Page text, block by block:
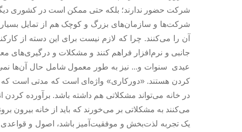
شرکت حضور ندارند؛ بلکه حتی ممکن است در کشوری
شرکت‌‌ها و سازمان‌های بزرگ و کوچک هم از تمایل بسیاری
آن را می‌کنند. چرا که لازم نیست برای این دسته از
جانبی و نرم‌افزار فراهم کنند و مشکلات و درگیری‌های
عیدی سنوات و... نیز به طور معمول شامل حال آن‌ها
کردن هستند. «دورکاری» واژه‌ای است که مدتی است
در خانه می‌تواند مشکلاتی هم داشته باشد. برآورده
می‌کنند به مشکلاتی بر می‌خورند که باید از خانه بیرون
یک تجربه لذت‌بخش و موفقیت‌آمیز باشد، اصول و قواعدی